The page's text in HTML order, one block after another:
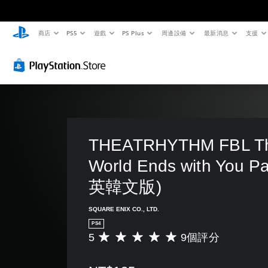
商店 PS5 遊戲 PS Plus 周邊設備 最新消息 支援
THEATRHYTHM FBL
World Ends with You
英韓文版)
SQUARE ENIX CO., LTD.
PS4
平
5 9個評分